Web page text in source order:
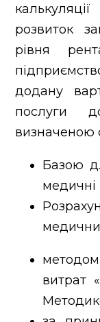
розвиток
рівня
додану
послуги
визначеною
Базою
медичні
витрат